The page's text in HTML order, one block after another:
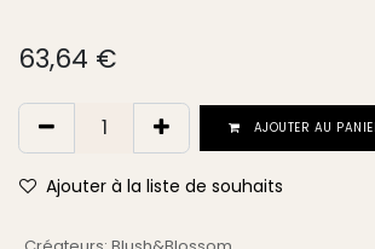
63,64 €
AJOUTER AU
Ajouter à la liste de souhaits